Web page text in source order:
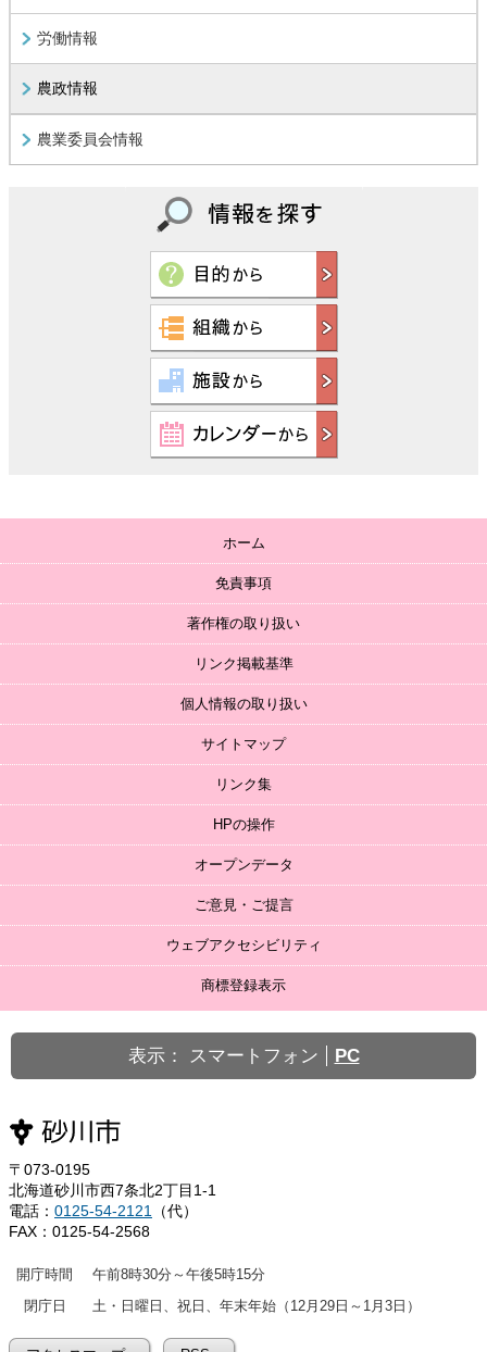
労働情報
農政情報
農業委員会情報
ホーム
免責事項
著作権の取り扱い
リンク掲載基準
個人情報の取り扱い
サイトマップ
リンク集
HPの操作
オープンデータ
ご意見・ご提言
ウェブアクセシビリティ
商標登録表示
表示： スマートフォン PC
〒073-0195
北海道砂川市西7条北2丁目1-1
電話： 0125-54-2121
（代）
FAX：0125-54-2568
開庁時間
午前8時30分～午後5時15分
閉庁日
土・日曜日、祝日、年末年始（12月29日～1月3日）